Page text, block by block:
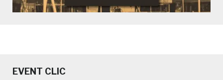
EVENT CLIC